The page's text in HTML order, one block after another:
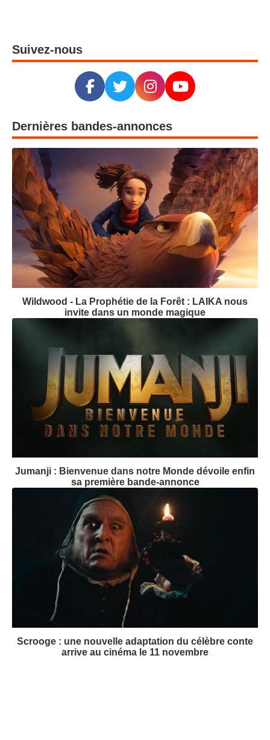
Suivez-nous
Dernières bandes-annonces
Wildwood - La Prophétie de la Forêt : LAIKA nous
invite dans un monde magique
Jumanji : Bienvenue dans notre Monde dévoile enfin
sa première bande-annonce
Scrooge : une nouvelle adaptation du célèbre conte
arrive au cinéma le 11 novembre